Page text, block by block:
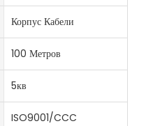
Корпус Кабели
100 Метров
5кв
ISO9001/CCC